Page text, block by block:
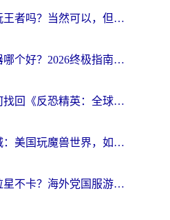
身在国外可以玩王者吗？当然可以，但你需要这份“加速”指南
海外游戏加速器哪个好？2026终极指南帮你畅玩国服+解决卡顿难题
身在海外，如何找回《反恐精英：全球攻势》国服的丝滑手感？一份给你的终极指南
从纽约到暴风城：美国玩魔兽世界，如何找到你的最佳网络航线
日本怎么玩奥拉星不卡？海外党国服游戏加速器选择全攻略